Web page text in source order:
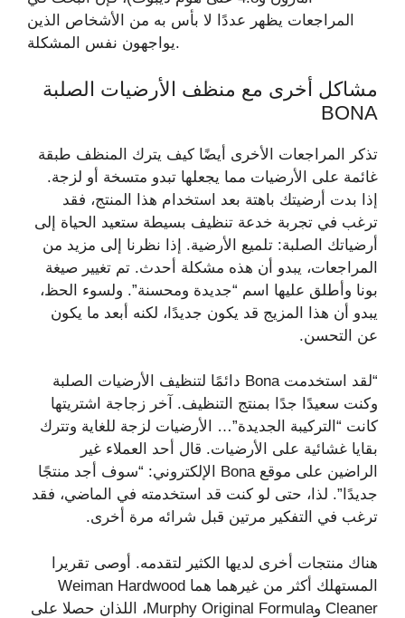
المراجعات يظهر عددًا لا بأس به من الأشخاص الذين
يواجهون نفس المشكلة.
مشاكل أخرى مع منظف الأرضيات الصلبة
BONA
تذكر المراجعات الأخرى أيضًا كيف يترك المنظف طبقة
غائمة على الأرضيات مما يجعلها تبدو متسخة أو لزجة.
إذا بدت أرضيتك باهتة بعد استخدام هذا المنتج، فقد
ترغب في تجربة خدعة تنظيف بسيطة ستعيد الحياة إلى
أرضياتك الصلبة: تلميع الأرضية. إذا نظرنا إلى مزيد من
المراجعات، يبدو أن هذه مشكلة أحدث. تم تغيير صيغة
بونا وأطلق عليها اسم “جديدة ومحسنة”. ولسوء الحظ،
يبدو أن هذا المزيج قد يكون جديدًا، لكنه أبعد ما يكون
عن التحسن.
“لقد استخدمت Bona دائمًا لتنظيف الأرضيات الصلبة
وكنت سعيدًا جدًا بمنتج التنظيف. آخر زجاجة اشتريتها
كانت “التركيبة الجديدة”… الأرضيات لزجة للغاية وتترك
بقايا غشائية على الأرضيات. قال أحد العملاء غير
الراضين على موقع Bona الإلكتروني: “سوف أجد منتجًا
جديدًا”. لذا، حتى لو كنت قد استخدمته في الماضي، فقد
ترغب في التفكير مرتين قبل شرائه مرة أخرى.
هناك منتجات أخرى لديها الكثير لتقدمه. أوصى تقريرا
المستهلك أكثر من غيرهما هما Weiman Hardwood
Cleaner وMurphy Original Formula، اللذان حصلا على